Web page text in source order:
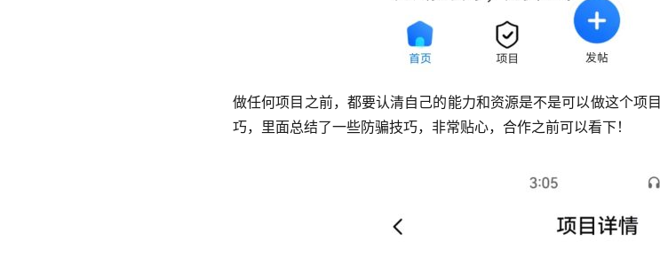
做任何项目之前，都要认清自己的能力和资源是不是可以做这个项
巧，里面总结了一些防骗技巧，非常贴心，合作之前可以看下！